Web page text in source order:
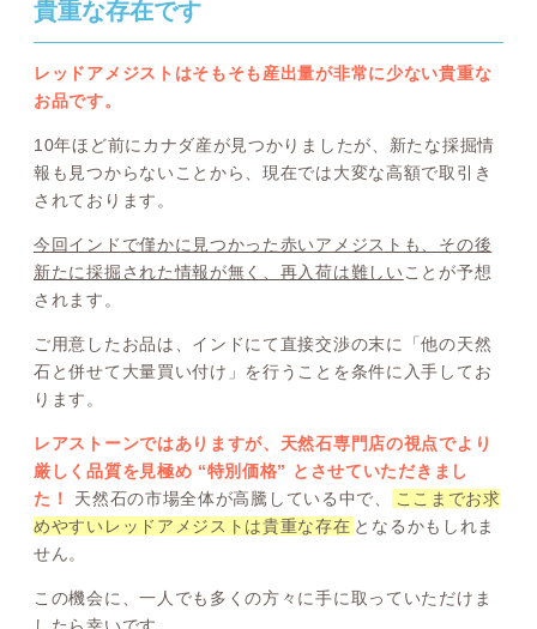
貴重な存在です
レッドアメジストはそもそも産出量が非常に少ない貴重な
お品です。
10年ほど前にカナダ産が見つかりましたが、新たな採掘情
報も見つからないことから、現在では大変な高額で取引き
されております。
今回インドで僅かに見つかった赤いアメジストも、その後
新たに採掘された情報が無く、再入荷は難しい ことが予想
されます。
ご用意したお品は、インドにて直接交渉の末に「他の天然
石と併せて大量買い付け」を行うことを条件に入手してお
ります。
レアストーンではありますが、天然石専門店の視点でより
厳しく品質を見極め “特別価格” とさせていただきまし
た！
天然石の市場全体が高騰している中で、
ここまでお求
めやすいレッドアメジストは貴重な存在 となるかもしれま
せん。
この機会に、一人でも多くの方々に手に取っていただけま